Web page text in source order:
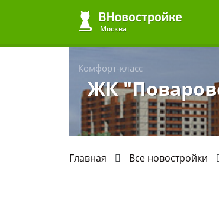
Москва
Комфорт-класс
ЖК
Главная Все новостройки